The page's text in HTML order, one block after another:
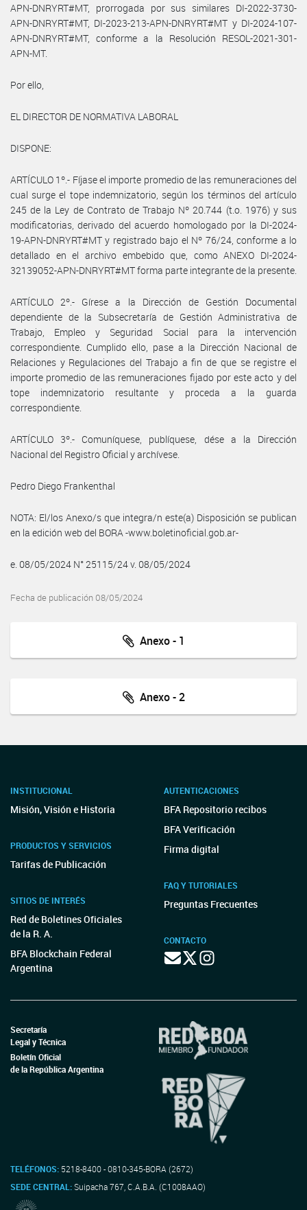
APN-DNRYRT#MT, prorrogada por sus similares DI-2022-3730-
APN-DNRYRT#MT, DI-2023-213-APN-DNRYRT#MT y DI-2024-107-
APN-DNRYRT#MT, conforme a la Resolución RESOL-2021-301-
APN-MT.
Por ello,
EL DIRECTOR DE NORMATIVA LABORAL
DISPONE:
ARTÍCULO 1º.- Fíjase el importe promedio de las remuneraciones del
cual surge el tope indemnizatorio, según los términos del artículo
245 de la Ley de Contrato de Trabajo Nº 20.744 (t.o. 1976) y sus
modificatorias, derivado del acuerdo homologado por la DI-2024-
19-APN-DNRYRT#MT y registrado bajo el Nº 76/24, conforme a lo
detallado en el archivo embebido que, como ANEXO DI-2024-
32139052-APN-DNRYRT#MT forma parte integrante de la presente.
ARTÍCULO 2º.- Gírese a la Dirección de Gestión Documental
dependiente de la Subsecretaría de Gestión Administrativa de
Trabajo, Empleo y Seguridad Social para la intervención
correspondiente. Cumplido ello, pase a la Dirección Nacional de
Relaciones y Regulaciones del Trabajo a fin de que se registre el
importe promedio de las remuneraciones fijado por este acto y del
tope indemnizatorio resultante y proceda a la guarda
correspondiente.
ARTÍCULO 3º.- Comuníquese, publíquese, dése a la Dirección
Nacional del Registro Oficial y archívese.
Pedro Diego Frankenthal
NOTA: El/los Anexo/s que integra/n este(a) Disposición se publican
en la edición web del BORA -www.boletinoficial.gob.ar-
e. 08/05/2024 N° 25115/24 v. 08/05/2024
Fecha de publicación 08/05/2024
Anexo - 1
Anexo - 2
INSTITUCIONAL
Misión, Visión e Historia
PRODUCTOS Y SERVICIOS
Tarifas de Publicación
SITIOS DE INTERÉS
Red de Boletines Oficiales
de la R. A.
BFA Blockchain Federal
Argentina
AUTENTICACIONES
BFA Repositorio recibos
BFA Verificación
Firma digital
FAQ Y TUTORIALES
Preguntas Frecuentes
CONTACTO
Secretaría
Legal y Técnica
Boletín Oficial
de la República Argentina
TELÉFONOS: 5218-8400 - 0810-345-BORA (2672)
SEDE CENTRAL:Suipacha 767, C.A.B.A. (C1008AAO)